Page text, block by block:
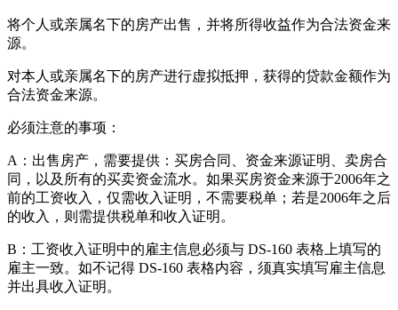
将个人或亲属名下的房产出售，并将所得收益作为合法资金来
源。
对本人或亲属名下的房产进行虚拟抵押，获得的贷款金额作为
合法资金来源。
必须注意的事项：
A：出售房产，需要提供：买房合同、资金来源证明、卖房合
同，以及所有的买卖资金流水。如果买房资金来源于2006年之
前的工资收入，仅需收入证明，不需要税单；若是2006年之后
的收入，则需提供税单和收入证明。
B：工资收入证明中的雇主信息必须与 DS-160 表格上填写的
雇主一致。如不记得 DS-160 表格内容，须真实填写雇主信息
并出具收入证明。